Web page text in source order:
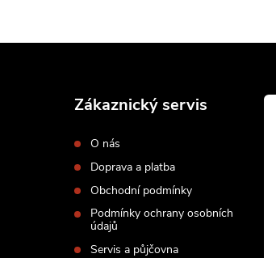
Zákaznický servis
O nás
Doprava a platba
Obchodní podmínky
Podmínky ochrany osobních
údajů
Servis a půjčovna